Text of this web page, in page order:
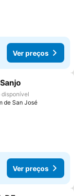
Ver preços
favoritos
disponível
de San José
Ver preços